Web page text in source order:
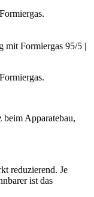
mit Formiergas 95/5 |
Apparatebau,
reduzierend. Je
ist das